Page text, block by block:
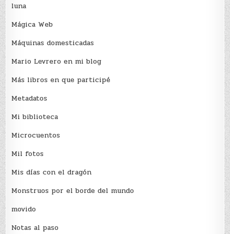
luna
Mágica Web
Máquinas domesticadas
Mario Levrero en mi blog
Más libros en que participé
Metadatos
Mi biblioteca
Microcuentos
Mil fotos
Mis días con el dragón
Monstruos por el borde del mundo
movido
Notas al paso